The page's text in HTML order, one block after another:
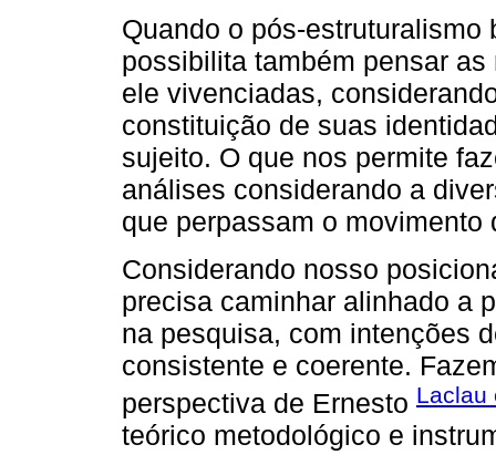
Quando o pós-
possibilita também pensar
ele vivenciadas,
constituição de suas
sujeito. O que nos permite
análises considerando a
que perpassam o movimento
Considerando nosso
precisa caminhar alinhado a
na pesquisa, com intenções
consistente e coerente.
perspectiva de Ernesto Laclau
teórico metodológico e